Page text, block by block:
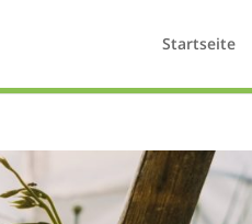
Startseite